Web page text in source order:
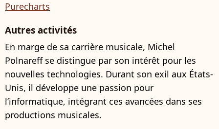
Purecharts
Autres activités
En marge de sa carrière musicale, Michel
Polnareff se distingue par son intérêt pour les
nouvelles technologies. Durant son exil aux États-
Unis, il développe une passion pour
l’informatique, intégrant ces avancées dans ses
productions musicales.